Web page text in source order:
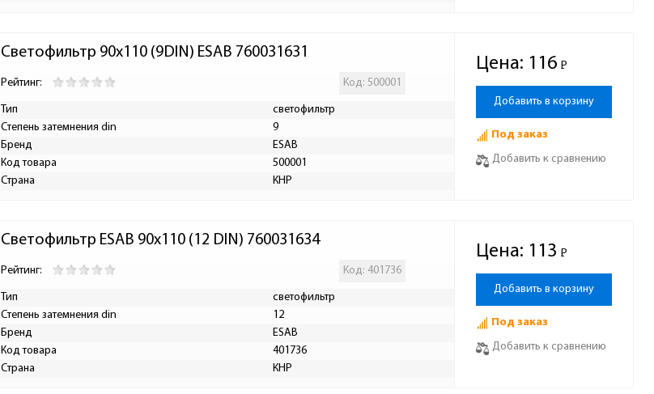
Светофильтр 90х110 (9DIN) ESAB 760031631
Рейтинг: Код: 500001
Тип
светофильтр
Степень затемнения din
9
Бренд
ESAB
Код товара
500001
Страна
КНР
Цена: 116 Р
-
Добавить в корзину
Под заказ
Добавить к сравнению
Светофильтр ESAB 90х110 (12 DIN) 760031634
Рейтинг: Код: 401736
Тип
светофильтр
Степень затемнения din
12
Бренд
ESAB
Код товара
401736
Страна
КНР
Цена: 113 Р
-
Добавить в корзину
Под заказ
Добавить к сравнению